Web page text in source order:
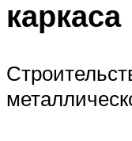
каркаса